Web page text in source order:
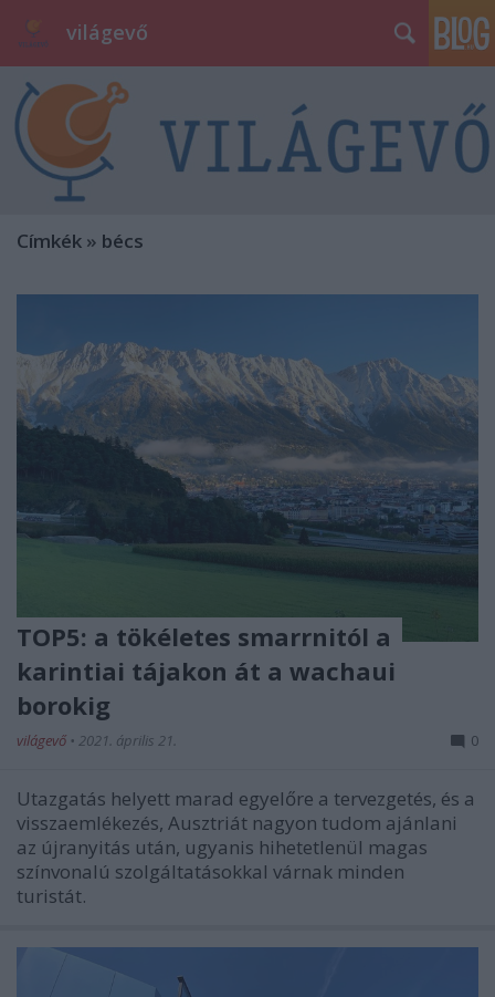
világevő
Címkék » bécs
TOP5: a tökéletes smarrnitól a
karintiai tájakon át a wachaui
borokig
világevő • 2021. április 21. 0
Utazgatás helyett marad egyelőre a tervezgetés, és a
visszaemlékezés, Ausztriát nagyon tudom ajánlani
az újranyitás után, ugyanis hihetetlenül magas
színvonalú szolgáltatásokkal várnak minden
turistát.